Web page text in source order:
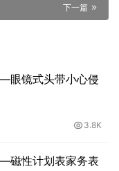
下一篇
眼镜式头带小心侵
3.8K
磁性计划表家务表